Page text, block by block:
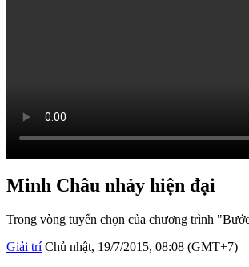
Minh Châu nhảy hiện đại
Trong vòng tuyển chọn của chương trình
Giải trí Chủ nhật, 19/7/2015, 08:08 (GMT+7)